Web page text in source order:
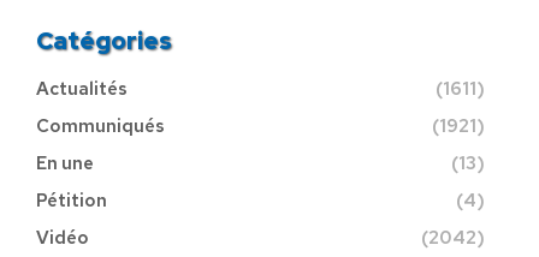
Catégories
Actualités
(1611)
Communiqués
(1921)
En une
(13)
Pétition
(4)
Vidéo
(2042)